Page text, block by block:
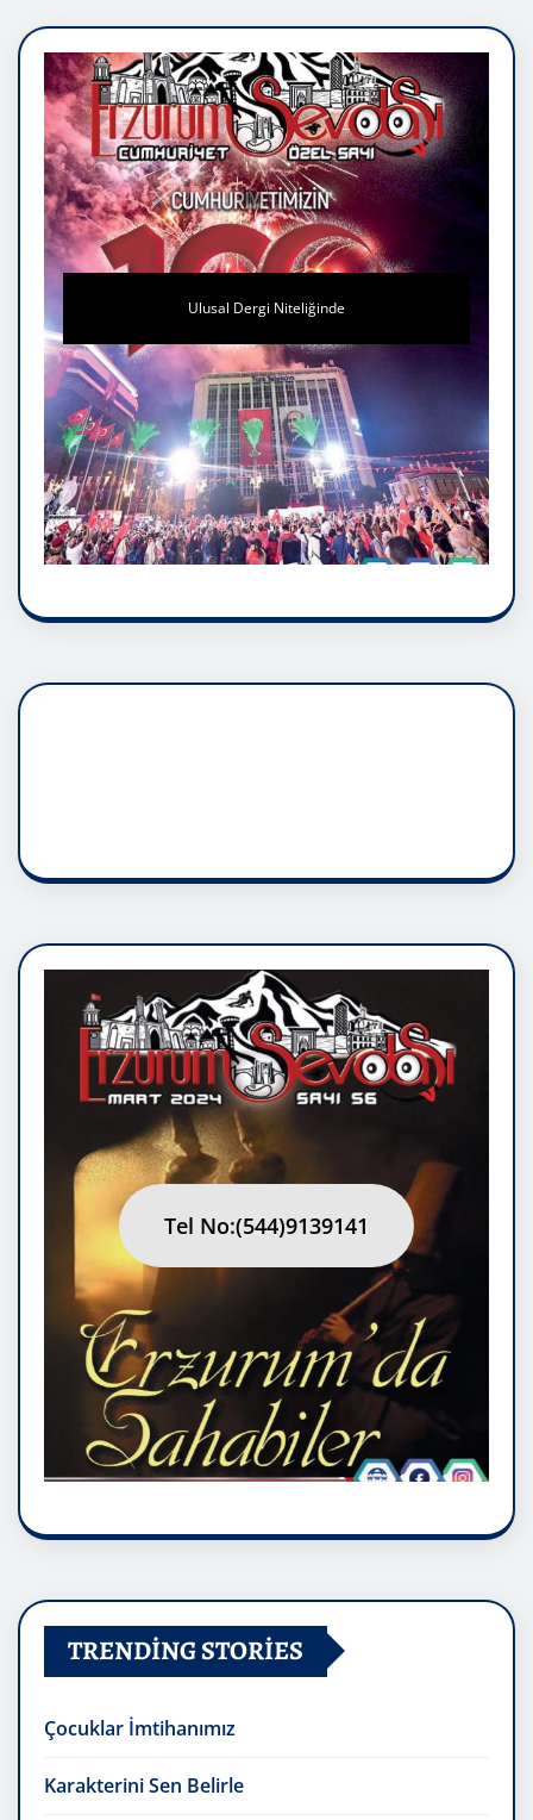
Ulusal Dergi Niteliğinde
Tel No:(544)9139141
TRENDING STORIES
Çocuklar İmtihanımız
Karakterini Sen Belirle